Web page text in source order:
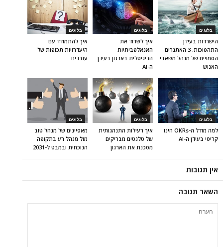
בלוגים
איך להתמודד עם
היעדרויות תכופות של
עובדים
בלוגים
איך לשרוד את
האנאלפביתיוּת
הדיגיטלית בארגון בעידן
ה-AI
בלוגים
הישרדות בעידן
התהפוכות: 3 האתגרים
הסמויים של מנהל משאבי
האנוש
בלוגים
מאפיינים של מנהל טוב
מול מנהל רע בתקופה
הנוכחית ובמבט ל-2031
בלוגים
איך רעילות התנהגותית
של טלנטים מבריקים
מסכנת את הארגון
בלוגים
למה מודל ה-OKRs הינו
קריטי בעידן ה-AI
אין תגובות
השאר תגובה